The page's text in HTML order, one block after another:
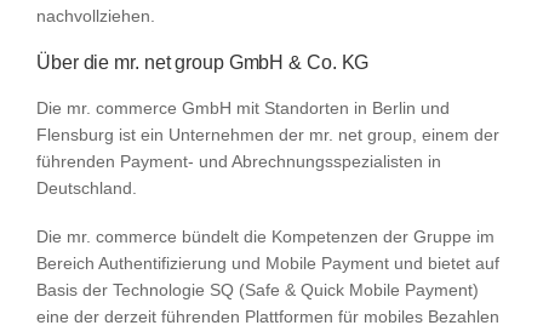
nachvollziehen.
Über die mr. net group GmbH & Co. KG
Die mr. commerce GmbH mit Standorten in Berlin und
Flensburg ist ein Unternehmen der mr. net group, einem der
führenden Payment- und Abrechnungsspezialisten in
Deutschland.
Die mr. commerce bündelt die Kompetenzen der Gruppe im
Bereich Authentifizierung und Mobile Payment und bietet auf
Basis der Technologie SQ (Safe & Quick Mobile Payment)
eine der derzeit führenden Plattformen für mobiles Bezahlen